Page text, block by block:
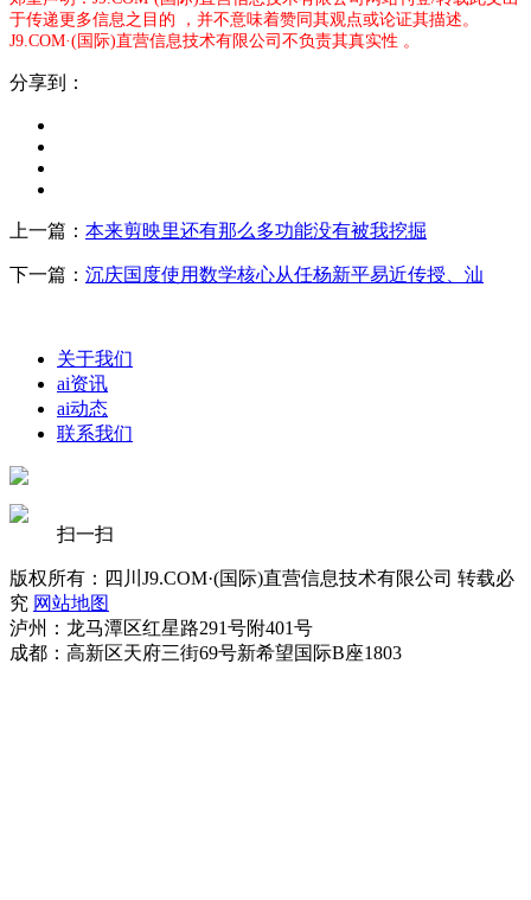
于传递更多信息之目的 ，并不意味着赞同其观点或论证其描述。
J9.COM·(国际)直营信息技术有限公司不负责其真实性 。
分享到：
上一篇： 本来剪映里还有那么多功能没有被我挖掘
下一篇： 沉庆国度使用数学核心从任杨新平易近传授、汕
关于我们
ai资讯
ai动态
联系我们
扫一扫
版权所有：四川J9.COM·(国际)直营信息技术有限公司 转载必
究 网站地图
泸州：龙马潭区红星路291号附401号
成都：高新区天府三街69号新希望国际B座1803